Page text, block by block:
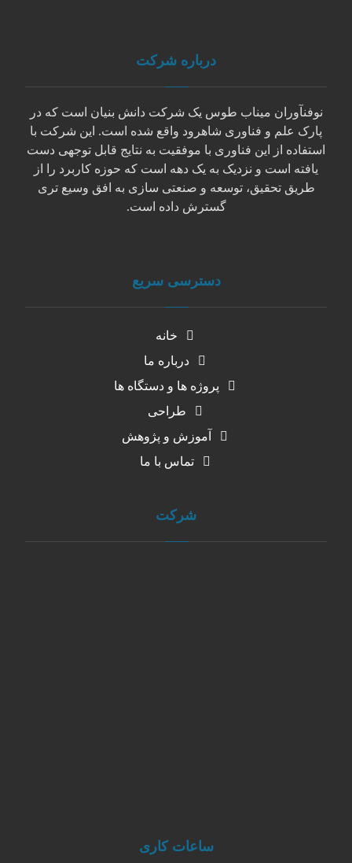
درباره شرکت
نوفنآوران میناب طوس یک شرکت دانش بنیان است که در
پارک علم و فناوری شاهرود واقع شده است. این شرکت با
استفاده از این فناوری با موفقیت به نتایج قابل توجهی دست
یافته است و نزدیک به یک دهه است که حوزه کاربرد را از
طریق تحقیق، توسعه و صنعتی سازی به افق وسیع تری
گسترش داده است.
دسترسی سریع
خانه
درباره ما
پروژه ها و دستگاه ها
طراحی
آموزش و پژوهش
تماس با ما
شرکت
ساعات کاری